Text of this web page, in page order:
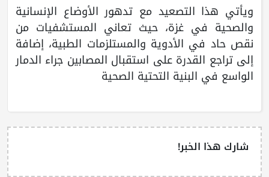
ويأتي هذا التصعيد مع تدهور الأوضاع الإنسانية
والصحية في غزة، حيث تعاني المستشفيات من
نقص حاد في الأدوية والمستلزمات الطبية، إضافة
إلى تراجع القدرة على استقبال المصابين جراء الدمار
الواسع في البنية التحتية الصحية
شارك هذا الخبر!